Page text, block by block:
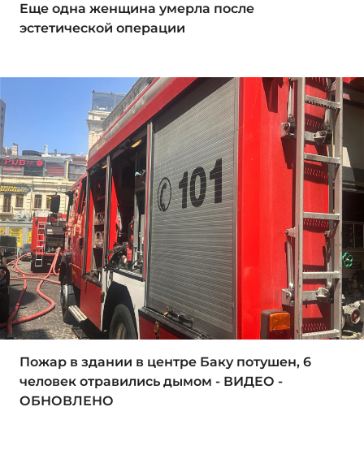
Еще одна женщина умерла после
эстетической операции
Пожар в здании в центре Баку потушен, 6
человек отравились дымом - ВИДЕО -
ОБНОВЛЕНО